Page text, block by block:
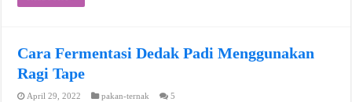
Cara Fermentasi Dedak Padi Menggunakan
Ragi Tape
April 29, 2022 pakan-ternak 5